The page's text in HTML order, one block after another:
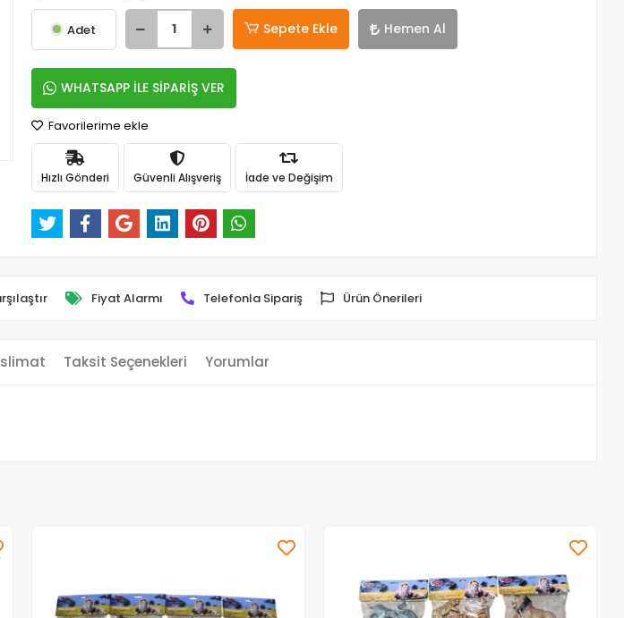
Adet Sepete Ekle Hemen Al
WHATSAPP İLE SİPARİŞ VER
Favorilerime ekle
Hızlı Gönderi Güvenli Alışveriş İade ve Değişim
Fiyat Alarmı Telefonla Sipariş Ürün Önerileri
Taksit Seçenekleri Yorumlar